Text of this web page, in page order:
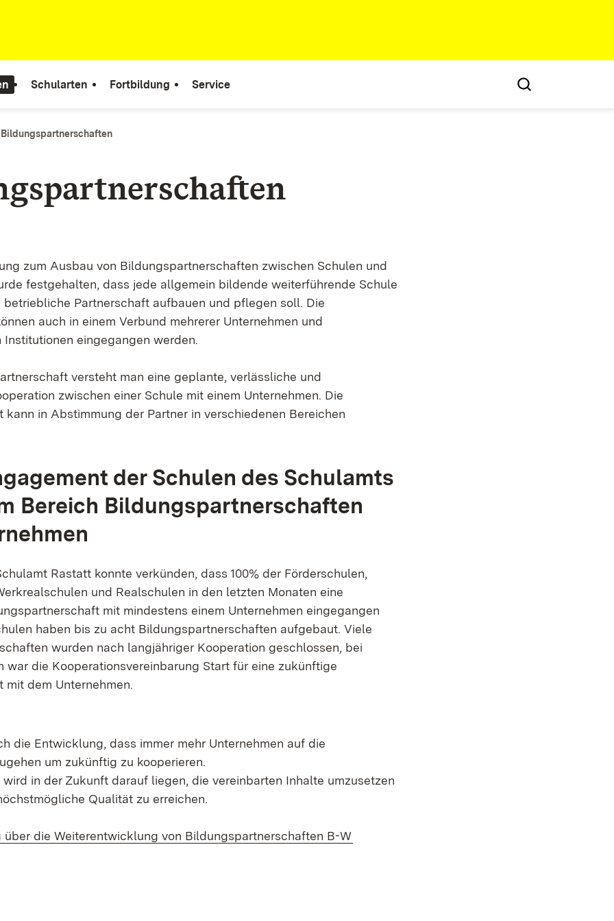
Schularten Fortbildung Service
Bildungspartnerschaften
zum Ausbau von Bildungspartnerschaften zwischen Schulen und
festgehalten, dass jede allgemein bildende weiterführende Schule
betriebliche Partnerschaft aufbauen und pflegen soll. Die
auch in einem Verbund mehrerer Unternehmen und
eingegangen werden.
versteht man eine geplante, verlässliche und
zwischen einer Schule mit einem Unternehmen. Die
kann in Abstimmung der Partner in verschiedenen Bereichen
der Schulen des Schulamts
Bereich Bildungspartnerschaften
Rastatt konnte verkünden, dass 100% der Förderschulen,
und Realschulen in den letzten Monaten eine
mit mindestens einem Unternehmen eingegangen
haben bis zu acht Bildungspartnerschaften aufgebaut. Viele
wurden nach langjähriger Kooperation geschlossen, bei
war die Kooperationsvereinbarung Start für eine zukünftige
mit dem Unternehmen.
die Entwicklung, dass immer mehr Unternehmen auf die
um zukünftig zu kooperieren.
in der Zukunft darauf liegen, die vereinbarten Inhalte umzusetzen
Qualität zu erreichen.
über die Weiterentwicklung von Bildungspartnerschaften B-W